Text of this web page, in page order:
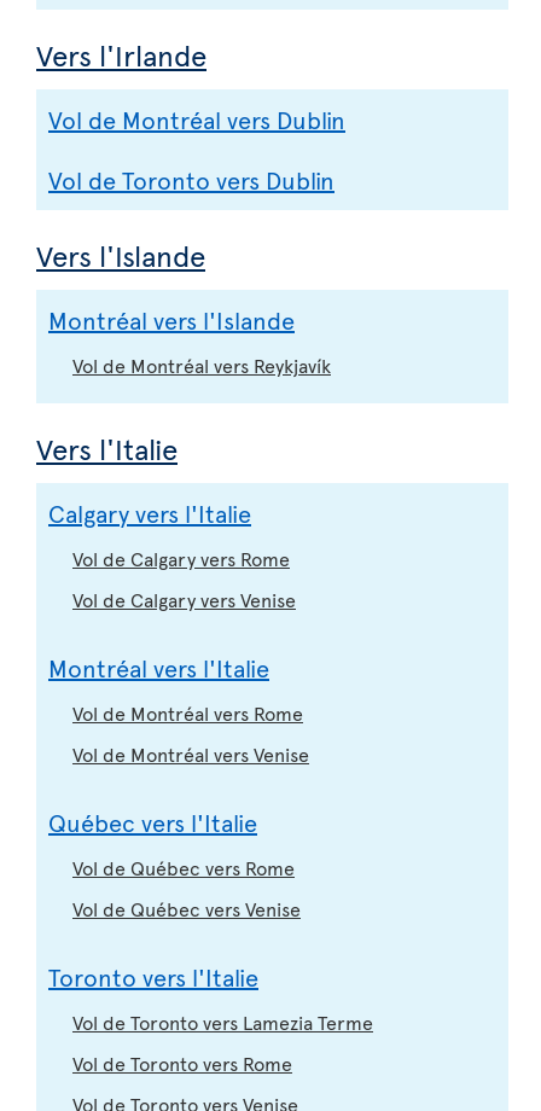
Vers l'Irlande
Vol de Montréal vers Dublin
Vol de Toronto vers Dublin
Vers l'Islande
Montréal vers l'Islande
Vol de Montréal vers Reykjavík
Vers l'Italie
Calgary vers l'Italie
Vol de Calgary vers Rome
Vol de Calgary vers Venise
Montréal vers l'Italie
Vol de Montréal vers Rome
Vol de Montréal vers Venise
Québec vers l'Italie
Vol de Québec vers Rome
Vol de Québec vers Venise
Toronto vers l'Italie
Vol de Toronto vers Lamezia Terme
Vol de Toronto vers Rome
Vol de Toronto vers Venise